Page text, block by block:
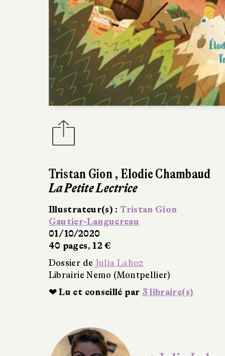
Tristan Gion, Elodie Chambaud
La Petite Lectrice
Illustrateur(s) :Tristan Gion
Gautier-Languereau
01/10/2020
40 pages, 12 €
Dossier de Julia Lahoz
Librairie Nemo (Montpellier)
❤ Lu et conseillé par 3 libraire(s)